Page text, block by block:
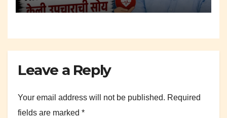
Leave a Reply
Your email address will not be published. Required
fields are marked *